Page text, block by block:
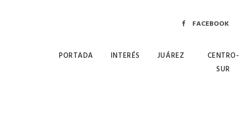
FACEBOOK
PORTADA INTERÉS JUÁREZ
CENTRO-
SUR